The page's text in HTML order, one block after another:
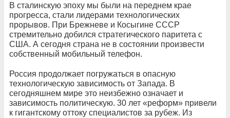
В сталинскую эпоху мы были на переднем крае
прогресса, стали лидерами технологических
прорывов. При Брежневе и Косыгине СССР
стремительно добился стратегического паритета с
США. А сегодня страна не в состоянии произвести
собственный мобильный телефон.
Россия продолжает погружаться в опасную
технологическую зависимость от Запада. В
сегодняшнем мире это неизбежно означает и
зависимость политическую. 30 лет «реформ» привели
к гигантскому оттоку специалистов за рубеж. Из